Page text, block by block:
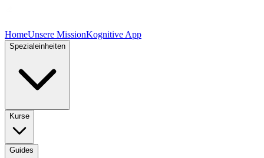
HomeUnsere MissionKognitive App
Spezialeinheiten
Kurse
Guides